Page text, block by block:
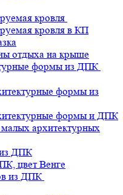
кровля
кровля в КП
отдыха на крыше
формы из ДПК
формы из
формы и ДПК
малых архитектурных
ДПК
цвет Венге
из ДПК